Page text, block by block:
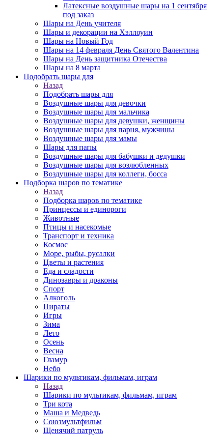
Латексные воздушные шары на 1 сентября
под заказ
Шары на День учителя
Шары и декорации на Хэллоуин
Шары на Новый Год
Шары на 14 февраля День Святого Валентина
Шары на День защитника Отечества
Шары на 8 марта
Подобрать шары для
Назад
Подобрать шары для
Воздушные шары для девочки
Воздушные шары для мальчика
Воздушные шары для девушки, женщины
Воздушные шары для парня, мужчины
Воздушные шары для мамы
Шары для папы
Воздушные шары для бабушки и дедушки
Воздушные шары для возлюбленных
Воздушные шары для коллеги, босса
Подборка шаров по тематике
Назад
Подборка шаров по тематике
Принцессы и единороги
Животные
Птицы и насекомые
Транспорт и техника
Космос
Море, рыбы, русалки
Цветы и растения
Еда и сладости
Динозавры и драконы
Спорт
Алкоголь
Пираты
Игры
Зима
Лето
Осень
Весна
Гламур
Небо
Шарики по мультикам, фильмам, играм
Назад
Шарики по мультикам, фильмам, играм
Три кота
Маша и Медведь
Союзмультфильм
Щенячий патруль